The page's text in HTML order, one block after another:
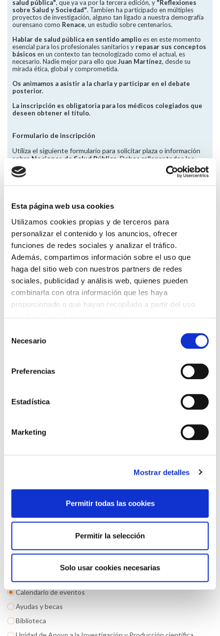
Esta página web usa cookies
Utilizamos cookies propias y de terceros para
personalizar el contenido y los anuncios, ofrecer
funciones de redes sociales y analizar el tráfico.
Además, compartimos información sobre el uso que
haga del sitio web con nuestros partners de redes
sociales, publicidad y análisis web, quienes pueden
combinarla con otra información que les haya
proporcionado o que hayan recopilado a partir del uso
Necesario
Preferencias
Estadística
Marketing
Mostrar detalles
Permitir todas las cookies
Permitir la selección
Solo usar cookies necesarias
salud pública", que ya va por la tercera edición, y "Reflexiones
sobre Salud y Sociedad". Tambien ha participado en múltiples
proyectos de investigación, alguno tan ligado a nuestra demografía
ourensano como Renace, un estudio sobre centenarios.
Hablar de salud pública en sentido amplioes en este momento
esencial para los profesionales sanitarios y repasar sus conceptos
básicos en un contexto tan tecnologizado como el actual, es
necesario. Nadie mejor para ello queJuan Martínez, desde su
mirada ética, global y comprometida.
Os animamos a asistir a la charla y participar en el debate
posterior.
La inscripción es obligatoria para los médicos colegiados que
deseen obtener el título.
Formulario de inscripción
Utiliza el siguiente formulario para solicitar plaza o información
sobreNociones de Salud Pública. Debes rellenar todos los
campos marcados con un asterisco. Nosotros recibiremos una
notificación de tu solicitud y te contestaremos a la mayor
Dni*
Teléfono
Código de verificación
Política de privacidad*
Calendario de eventos
Ayudas y becas
Biblioteca